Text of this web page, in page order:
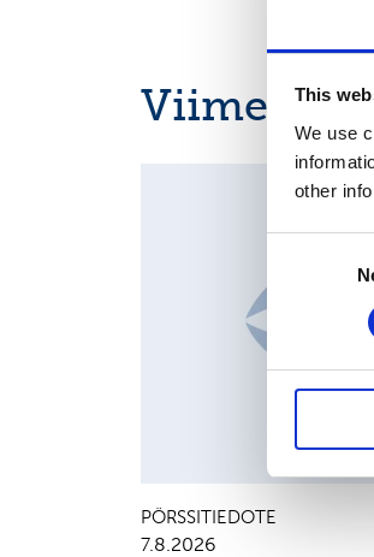
This
We use
other
PÖRSSITIEDOTE
7.8.2026